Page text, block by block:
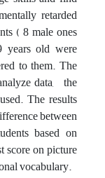
retarded
( 8 male ones
old were
to them. The
data, the
The results
between
based on
score on picture
vocabulary.